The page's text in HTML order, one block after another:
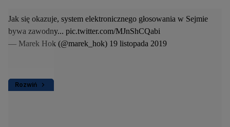
Rozwiń
Jak się okazuje, system elektronicznego głosowania w Sejmie
bywa zawodny... pic.twitter.com/MJnShCQabi
— Marek Hok (@marek_hok) 19 listopada 2019